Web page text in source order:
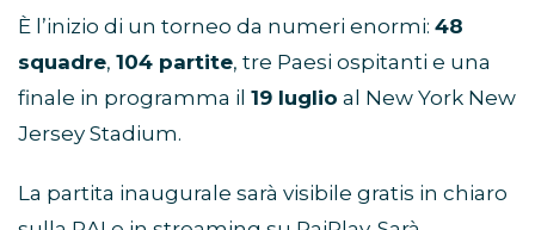
È l’inizio di un torneo da numeri enormi: 48
squadre, 104 partite, tre Paesi ospitanti e una
finale in programma il 19 luglio al New York New
Jersey Stadium.
La partita inaugurale sarà visibile gratis in chiaro